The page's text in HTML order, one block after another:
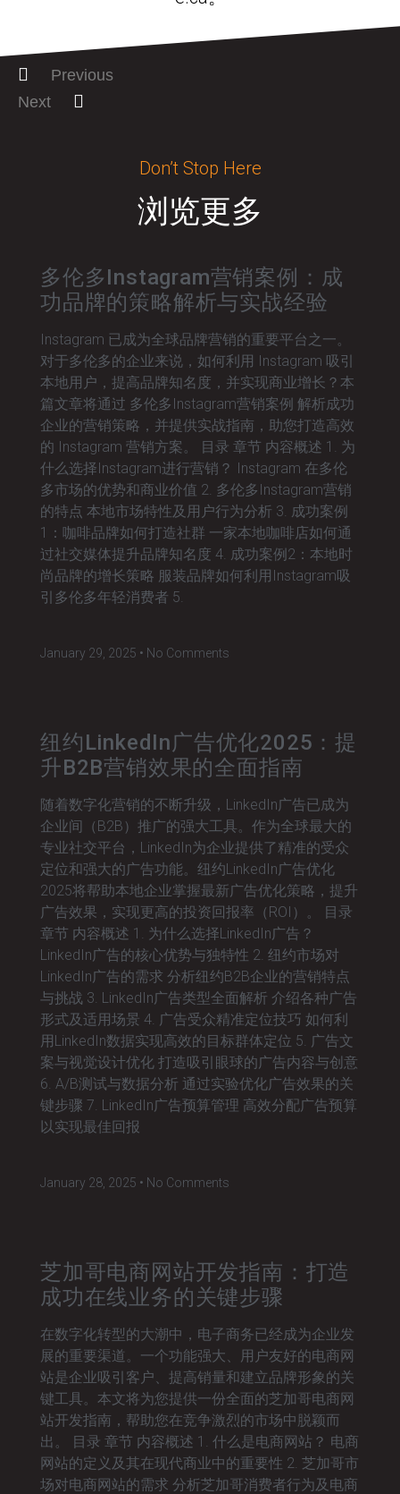
Previous
Next
Don’t Stop Here
浏览更多
多伦多Instagram营销案例：成
功品牌的策略解析与实战经验
Instagram 已成为全球品牌营销的重要平台之一。
对于多伦多的企业来说，如何利用 Instagram 吸引
本地用户，提高品牌知名度，并实现商业增长？本
篇文章将通过 多伦多Instagram营销案例 解析成功
企业的营销策略，并提供实战指南，助您打造高效
的 Instagram 营销方案。 目录 章节 内容概述 1. 为
什么选择Instagram进行营销？ Instagram 在多伦
多市场的优势和商业价值 2. 多伦多Instagram营销
的特点 本地市场特性及用户行为分析 3. 成功案例
1：咖啡品牌如何打造社群 一家本地咖啡店如何通
过社交媒体提升品牌知名度 4. 成功案例2：本地时
尚品牌的增长策略 服装品牌如何利用Instagram吸
引多伦多年轻消费者 5.
January 29, 2025 No Comments
纽约LinkedIn广告优化2025：提
升B2B营销效果的全面指南
随着数字化营销的不断升级，LinkedIn广告已成为
企业间（B2B）推广的强大工具。作为全球最大的
专业社交平台，LinkedIn为企业提供了精准的受众
定位和强大的广告功能。纽约LinkedIn广告优化
2025将帮助本地企业掌握最新广告优化策略，提升
广告效果，实现更高的投资回报率（ROI）。 目录
章节 内容概述 1. 为什么选择LinkedIn广告？
LinkedIn广告的核心优势与独特性 2. 纽约市场对
LinkedIn广告的需求 分析纽约B2B企业的营销特点
与挑战 3. LinkedIn广告类型全面解析 介绍各种广告
形式及适用场景 4. 广告受众精准定位技巧 如何利
用LinkedIn数据实现高效的目标群体定位 5. 广告文
案与视觉设计优化 打造吸引眼球的广告内容与创意
6. A/B测试与数据分析 通过实验优化广告效果的关
键步骤 7. LinkedIn广告预算管理 高效分配广告预算
以实现最佳回报
January 28, 2025 No Comments
芝加哥电商网站开发指南：打造
成功在线业务的关键步骤
在数字化转型的大潮中，电子商务已经成为企业发
展的重要渠道。一个功能强大、用户友好的电商网
站是企业吸引客户、提高销量和建立品牌形象的关
键工具。本文将为您提供一份全面的芝加哥电商网
站开发指南，帮助您在竞争激烈的市场中脱颖而
出。 目录 章节 内容概述 1. 什么是电商网站？ 电商
网站的定义及其在现代商业中的重要性 2. 芝加哥市
场对电商网站的需求 分析芝加哥消费者行为及电商